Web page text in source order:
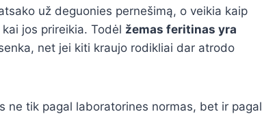
už deguonies pernešimą, o veikia kaip
jos prireikia. Todėl žemas feritinas yra
net jei kiti kraujo rodikliai dar atrodo
tik pagal laboratorines normas, bet ir pagal